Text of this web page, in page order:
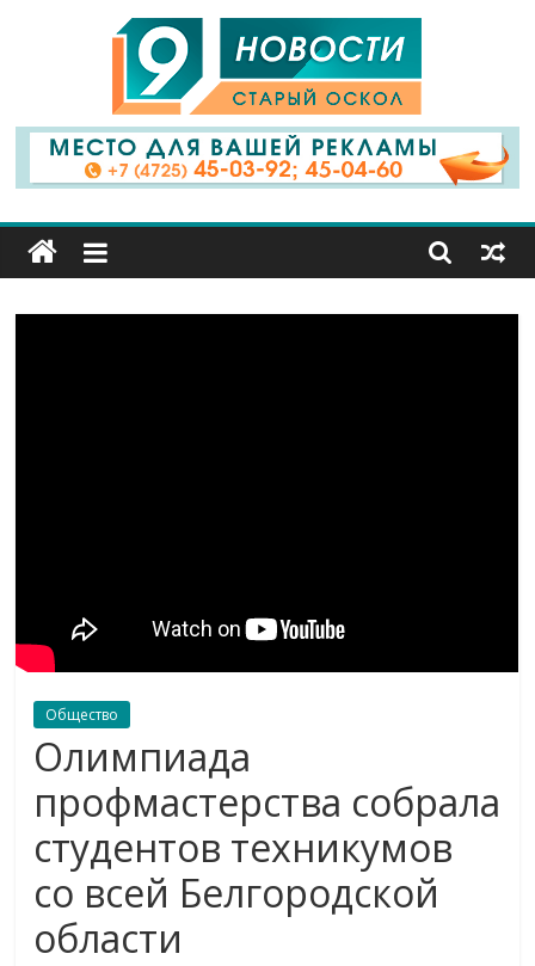
9
Канал
Старый
Общество
Олимпиада
профмастерства собрала
студентов техникумов
со всей Белгородской
области